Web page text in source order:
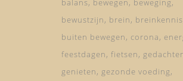
balans bewegen
beweging
bewustzijn
brein
breinkennis
buiten bewegen
corona
feestdagen fietsen
genieten
gezonde voeding